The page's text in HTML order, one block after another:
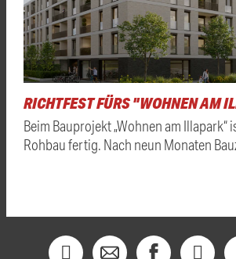
RICHTFEST FÜRS "WOHNEN AM
Beim Bauprojekt „Wohnen am Illapark“
Rohbau fertig. Nach neun Monaten